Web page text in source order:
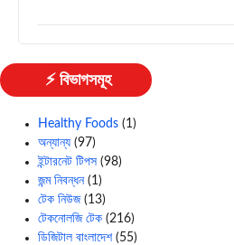
⚡ বিভাগসমূহ
Healthy Foods (1)
অন্যান্য (97)
ইন্টারনেট টিপস (98)
জন্ম নিবন্ধন(1)
টেক নিউজ(13)
টেকনোলজি টেক (216)
ডিজিটাল বাংলাদেশ(55)